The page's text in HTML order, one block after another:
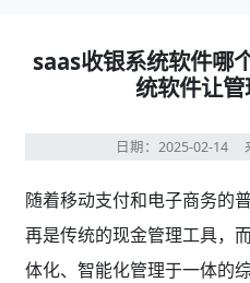
saas收银系统软件哪
统软件让管
日期：2025-02-14
随着移动支付和电子商务的普
再是传统的现金管理工具，
体化、智能化管理于一体的